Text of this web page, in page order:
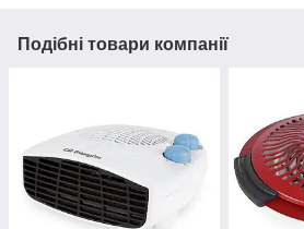
Подібні товари компанії